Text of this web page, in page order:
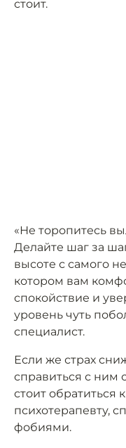
стоит.
«Не торопитесь
Делайте шаг за
высоте с самого
котором вам
спокойствие и
уровень чуть
специалист.
Если же страх
справиться с ним
стоит обратиться
психотерапевту,
фобиями.